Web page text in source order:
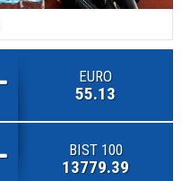
EURO
55.13
BIST 100
13779.39